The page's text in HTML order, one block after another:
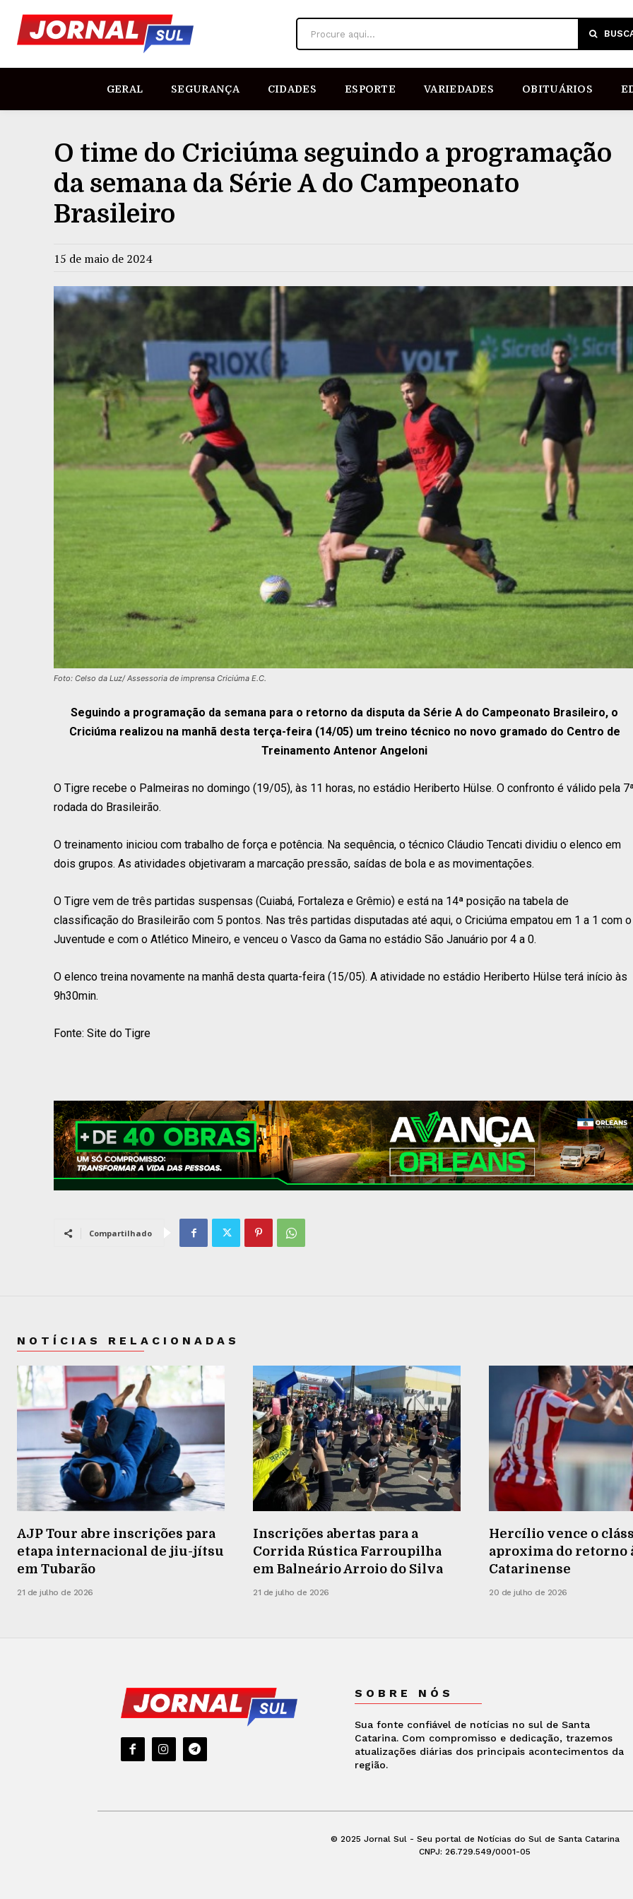
Procure aqui...
GERAL SEGURANÇA CIDADES ESPORTE VARIEDADES OBITUÁRIOS
O time do Criciúma seguindo a programação
da semana da Série A do Campeonato
Brasileiro
15 de maio de 2024
Foto: Celso da Luz/ Assessoria de imprensa Criciúma E.C.
Seguindo a programação da semana para o retorno da disputa da Série A do Campeonato Brasileiro, o
Criciúma realizou na manhã desta terça-feira (14/05) um treino técnico no novo gramado do Centro de
Treinamento Antenor Angeloni
O Tigre recebe o Palmeiras no domingo (19/05), às 11 horas, no estádio Heriberto Hülse. O confronto é válido pela
rodada do Brasileirão.
O treinamento iniciou com trabalho de força e potência. Na sequência, o técnico Cláudio Tencati dividiu o elenco em
dois grupos. As atividades objetivaram a marcação pressão, saídas de bola e as movimentações.
O Tigre vem de três partidas suspensas (Cuiabá, Fortaleza e Grêmio) e está na 14ª posição na tabela de
classificação do Brasileirão com 5 pontos. Nas três partidas disputadas até aqui, o Criciúma empatou em 1 a 1 com o
Juventude e com o Atlético Mineiro, e venceu o Vasco da Gama no estádio São Januário por 4 a 0.
O elenco treina novamente na manhã desta quarta-feira (15/05). A atividade no estádio Heriberto Hülse terá início às
9h30min.
Fonte: Site do Tigre
Compartilhado
NOTÍCIAS RELACIONADAS
AJP Tour abre inscrições para
etapa internacional de jiu-jítsu
em Tubarão
21 de julho de 2026
Inscrições abertas para a
Corrida Rústica Farroupilha
em Balneário Arroio do Silva
21 de julho de 2026
Hercílio vence o
aproxima do retorno
Catarinense
20 de julho de 2026
SOBRE NÓS
Sua fonte confiável de notícias no sul de Santa
Catarina. Com compromisso e dedicação, trazemos
atualizações diárias dos principais acontecimentos da
região.
© 2025 Jornal Sul - Seu portal de Notícias do Sul de Santa Catarina
CNPJ: 26.729.549/0001-05